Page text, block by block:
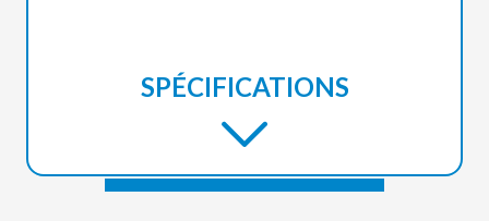
SPÉCIFICATIONS